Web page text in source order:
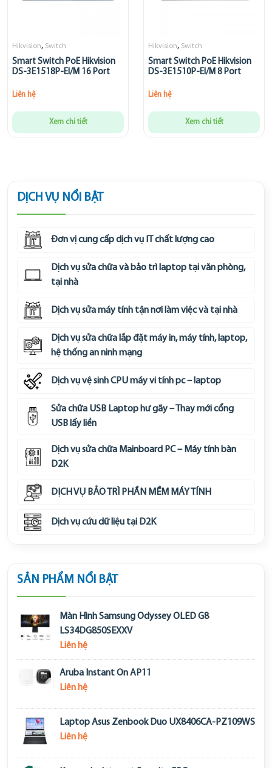
Hikvision, Switch
Smart Switch PoE Hikvision
DS-3E1518P-EI/M 16 Port
Liên hệ
Xem chi tiết
Hikvision, Switch
Smart Switch PoE Hikvision
DS-3E1510P-EI/M 8 Port
Liên hệ
Xem chi tiết
DỊCH VỤ NỔI BẬT
Đơn vị cung cấp dịch vụ IT chất lượng cao
Dịch vụ sửa chữa và bảo trì laptop tại văn phòng,
tại nhà
Dịch vụ sửa máy tính tận nơi làm việc và tại nhà
Dịch vụ sửa chữa lắp đặt máy in, máy tính, laptop,
hệ thống an ninh mạng
Dịch vụ vệ sinh CPU máy vi tính pc – laptop
Sửa chữa USB Laptop hư gãy – Thay mới cổng
USB lấy liền
Dịch vụ sửa chữa Mainboard PC – Máy tính bàn
D2K
DỊCH VỤ BẢO TRÌ PHẦN MỀM MÁY TÍNH
Dịch vụ cứu dữ liệu tại D2K
SẢN PHẨM NỔI BẬT
Màn Hình Samsung Odyssey OLED G8
LS34DG850SEXXV
Liên hệ
Aruba Instant On AP11
Liên hệ
Laptop Asus Zenbook Duo UX8406CA-PZ109WS
Liên hệ